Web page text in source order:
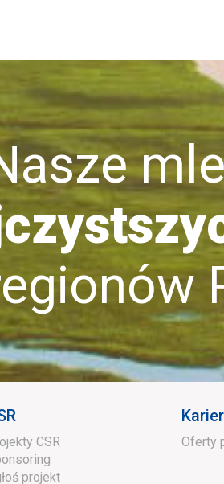
CSR
projekt
Oferty